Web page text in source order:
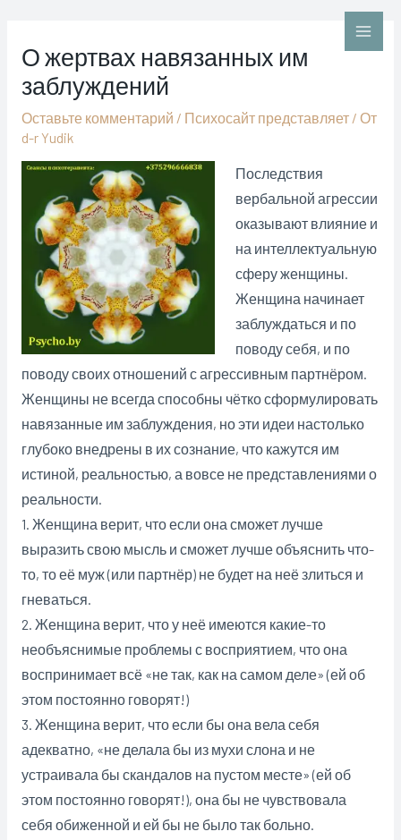
содержимому
Main
О жертвах навязанных им
заблуждений
Оставьте комментарий / Психосайт представляет/ От
d-r Yudik
Последствия
вербальной агрессии
оказывают влияние и
на интеллектуальную
сферу женщины.
Женщина начинает
заблуждаться и по
поводу себя, и по
поводу своих отношений с агрессивным партнёром.
Женщины не всегда способны чётко сформулировать
навязанные им заблуждения, но эти идеи настолько
глубоко внедрены в их сознание, что кажутся им
истиной, реальностью, а вовсе не представлениями о
реальности.
1. Женщина верит, что если она сможет лучше
выразить свою мысль и сможет лучше объяснить что-
то, то её муж (или партнёр) не будет на неё злиться и
гневаться.
2. Женщина верит, что у неё имеются какие-то
необъяснимые проблемы с восприятием, что она
воспринимаетвсё «не так, как на самом деле» (ей об
этом постоянно говорят!)
3. Женщина верит, что если бы она вела себя
адекватно, «не делала бы из мухи слона и не
устраивала бы скандалов на пустом месте» (ей об
этом постоянно говорят!), она бы не чувствовала
себя обиженной и ей бы не было так больно.